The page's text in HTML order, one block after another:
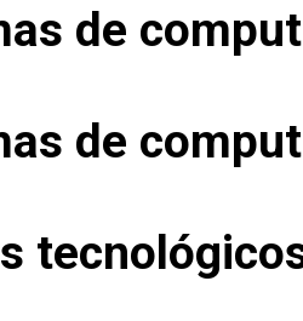
de
de